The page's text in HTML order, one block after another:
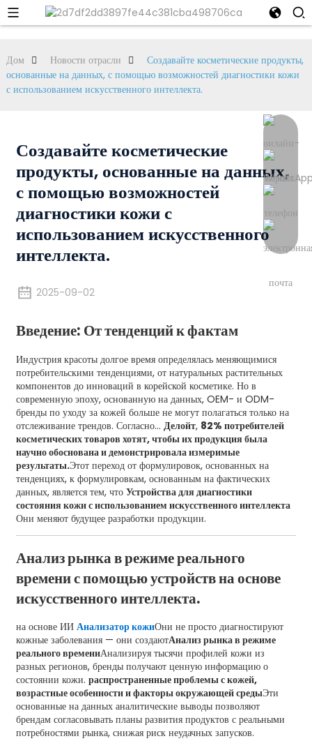
Дом Новости отрасли
Создавайте косметические продукты,
основанные на данных, с помощью возможностей диагностики кожи
с использованием искусственного интеллекта.
Создавайте косметические
продукты, основанные на данных,
с помощью возможностей
диагностики кожи с
использованием искусственного
интеллекта.
2025-09-02
Введение: От тенденций к фактам
Индустрия красоты долгое время определялась меняющимися
потребительскими тенденциями, от натуральных растительных
компонентов до инноваций в корейской косметике. Но в
современную эпоху, основанную на данных, OEM- и ODM-
бренды по уходу за кожей больше не могут полагаться только на
отслеживание трендов. Согласно... Делойт, 82% потребителей
косметических товаров хотят, чтобы их продукция была
научно обоснована и демонстрировала измеримые
результаты.Этот переход от формулировок, основанных на
тенденциях, к формулировкам, основанным на фактических
данных, является тем, что Устройства для диагностики
состояния кожи с использованием искусственного интеллекта
Они меняют будущее разработки продукции.
Анализ рынка в режиме реального
времени с помощью устройств на основе
искусственного интеллекта.
на основе ИИ Анализатор кожиОни не просто диагностируют
кожные заболевания — они создаютАнализ рынка в режиме
реального времениАнализируя тысячи профилей кожи из
разных регионов, бренды получают ценную информацию о
состоянии кожи. распространенные проблемы с кожей,
возрастные особенности и факторы окружающей средыЭти
основанные на данных аналитические выводы позволяют
брендам согласовывать планы развития продуктов с реальными
потребностями рынка, снижая риск неудачных запусков.